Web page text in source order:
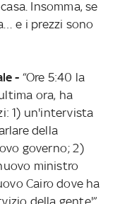
Insomma, se
e i prezzi sono
- “Ore 5:40 la
ora, ha
1) un'intervista
della
governo; 2)
ministro
Cairo dove ha
della gente'”.